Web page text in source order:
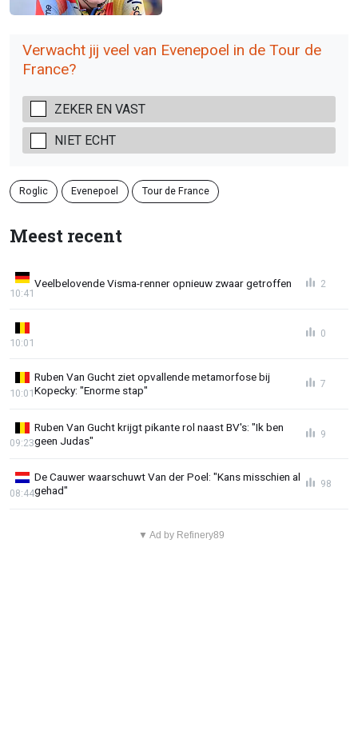
Verwacht jij veel van Evenepoel in de Tour de
France?
ZEKER EN VAST
NIET ECHT
Roglic Evenepoel Tour de France
Meest recent
Veelbelovende Visma-renner opnieuw zwaar getroffen
10:41
2
10:01
0
Ruben Van Gucht ziet opvallende metamorfose bij
Kopecky: "Enorme stap"
10:01
7
Ruben Van Gucht krijgt pikante rol naast BV's: "Ik ben
geen Judas"
09:23
9
De Cauwer waarschuwt Van der Poel: "Kans misschien al
gehad"
08:44
98
▼ Ad by Refinery89